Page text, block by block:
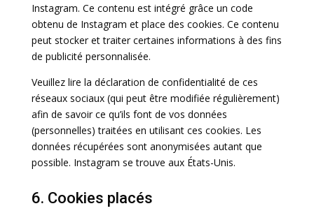
Instagram. Ce contenu est intégré grâce un code
obtenu de Instagram et place des cookies. Ce contenu
peut stocker et traiter certaines informations à des fins
de publicité personnalisée.
Veuillez lire la déclaration de confidentialité de ces
réseaux sociaux (qui peut être modifiée régulièrement)
afin de savoir ce qu’ils font de vos données
(personnelles) traitées en utilisant ces cookies. Les
données récupérées sont anonymisées autant que
possible. Instagram se trouve aux États-Unis.
6. Cookies placés